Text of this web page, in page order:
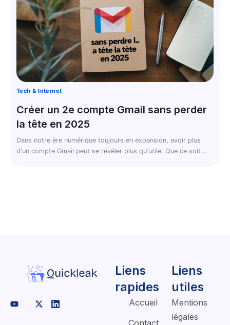
Tech & Internet
Créer un 2e compte Gmail sans perder
la tête en 2025
Dans notre ère numérique toujours en expansion, avoir plus
d'un compte Gmail peut se révéler plus qu'utile. Que ce soit...
Liens
rapides
Accueil
Contact
Liens
utiles
Mentions
légales